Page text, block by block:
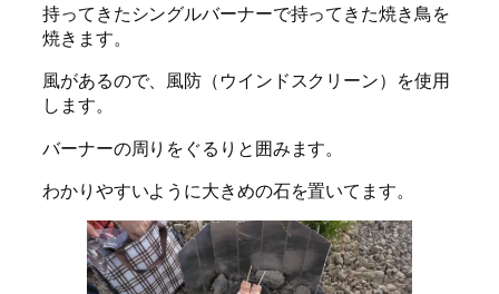
持ってきたシングルバーナーで持ってきた焼き鳥を
焼きます。
風があるので、風防（ウインドスクリーン）を使用
します。
バーナーの周りをぐるりと囲みます。
わかりやすいように大きめの石を置いてます。